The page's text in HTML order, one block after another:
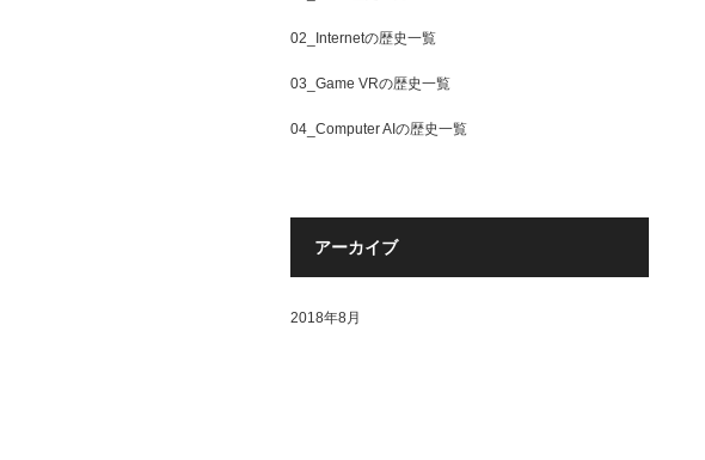
02_Internetの歴史一覧
03_Game VRの歴史一覧
04_Computer AIの歴史一覧
アーカイブ
2018年8月